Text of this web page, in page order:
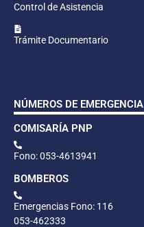
Control de Asistencia
Trámite Documentario
NÚMEROS DE EMERGENCIA
COMISARÍA PNP
Fono: 053-4613941
BOMBEROS
Emergencias Fono: 116
053-462333